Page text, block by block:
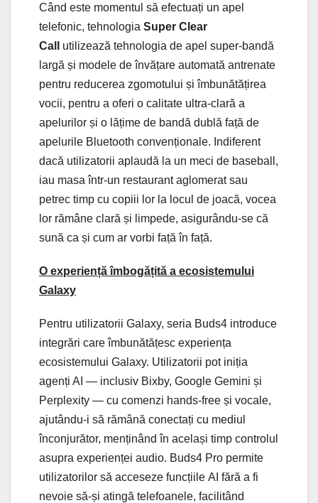
Când este momentul să efectuați un apel
telefonic, tehnologia Super Clear
Call
utilizează tehnologia de apel super-bandă
largă și modele de învățare automată antrenate
pentru reducerea zgomotului și îmbunătățirea
vocii, pentru a oferi o calitate ultra-clară a
apelurilor și o lățime de bandă dublă față de
apelurile Bluetooth convenționale. Indiferent
dacă utilizatorii aplaudă la un meci de baseball,
iau masa într-un restaurant aglomerat sau
petrec timp cu copiii lor la locul de joacă, vocea
lor rămâne clară și limpede, asigurându-se că
sună ca și cum ar vorbi față în față.
O experiență îmbogățită a ecosistemului
Galaxy
Pentru utilizatorii Galaxy, seria Buds4 introduce
integrări care îmbunătățesc experiența
ecosistemului Galaxy. Utilizatorii pot iniția
agenți AI — inclusiv Bixby, Google Gemini și
Perplexity — cu comenzi hands-free și vocale,
ajutându-i să rămână conectați cu mediul
înconjurător, menținând în același timp controlul
asupra experienței audio. Buds4 Pro permite
utilizatorilor să acceseze funcțiile AI fără a fi
nevoie să-și atingă telefoanele, facilitând